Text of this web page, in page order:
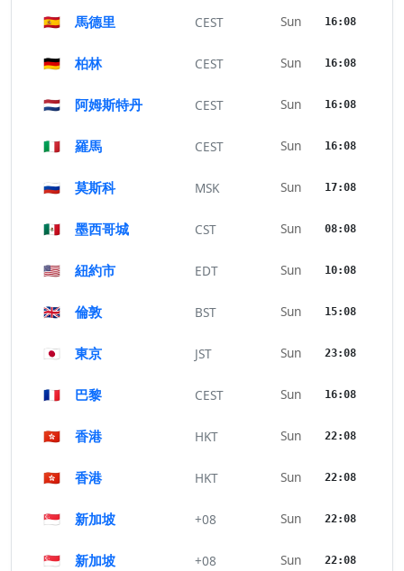
🇪🇸 馬德里 CEST Sun 16:08
🇩🇪 柏林 CEST Sun 16:08
🇳🇱 阿姆斯特丹 CEST Sun 16:08
🇮🇹 羅馬 CEST Sun 16:08
🇷🇺 莫斯科 MSK Sun 17:08
🇲🇽 墨西哥城 CST Sun 08:08
🇺🇸 紐約市 EDT Sun 10:08
🇬🇧 倫敦 BST Sun 15:08
🇯🇵 東京 JST Sun 23:08
🇫🇷 巴黎 CEST Sun 16:08
🇭🇰 香港 HKT Sun 22:08
🇭🇰 香港 HKT Sun 22:08
🇸🇬 新加坡 +08 Sun 22:08
🇸🇬 新加坡 +08 Sun 22:08